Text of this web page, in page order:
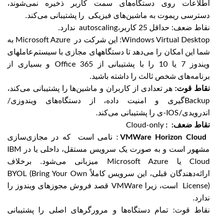
اطلاعات روی دستگاه‌های سمت کاربر ذخیره نمی‌شوند،
دسترسی ریموت به ماشین‌های فیزیکی را پشتیبانی می‌کند.
نقاط ضعف: حداقل 25 کاربر،autoscaling ندارد.
Windows Virtual Desktop: این شرکت در Microsoft Azure به
شما این امکان را می‌دهد تا دستگاههای مجازی با سیستم‌عاملهای
ویندوز 7 یا 10 را با پشتیبانی از Office 365 و بسیاری از
برنامه‌های شخص ثالث را داشته باشید.
نقاط قوت: هر تعدادی از کاربران و ماشین‌ها را پشتیبانی می‌کند،
Backupگیری و امنیت داده، از دستگاه‌های ویندوزی/
اندرویدی/IOS-ی را پشتیبانی می‌کند.
نقاط ضعف: :
: نامی است که در مجازی‌سازی
مشهور است و به صورت یک سرویس مستقل، داخلی یا در IBM
Cloud یا Microsoft Azure میزبانی می‌شود. برخلاف
ارائه‌دهندگان قبلی، این سرویس کاملاً BYOL (Bring Your Own
License) است، زیرا VMWare قصد فروش مجوزهای ویندوز را
ندارد.
نقاط قوت: تمام دستگاه‌ها و مرورگرهای اصلی را پشتیبانی